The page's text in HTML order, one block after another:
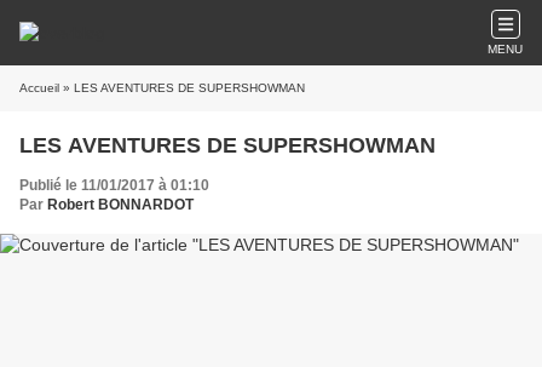
MENU
Accueil » LES AVENTURES DE SUPERSHOWMAN
LES AVENTURES DE SUPERSHOWMAN
Publié le 11/01/2017 à 01:10
Par Robert BONNARDOT